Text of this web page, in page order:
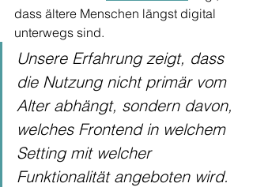
dass ältere Menschen längst digital
unterwegs sind.
Unsere Erfahrung zeigt, dass
die Nutzung nicht primär vom
Alter abhängt, sondern davon,
welches Frontend in welchem
Setting mit welcher
Funktionalität angeboten wird.